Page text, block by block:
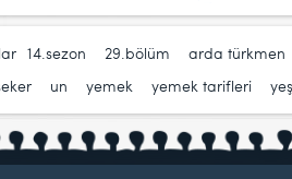
14.sezon 29.bölüm arda türkmen
un yemek yemek tarifleri